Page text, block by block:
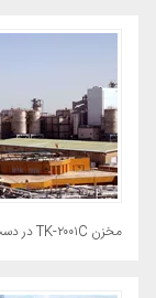
مخزن TK-۲۰۰۱C در دست اجراست.